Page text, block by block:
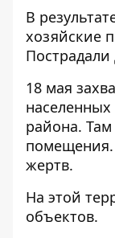
В
хозяйские
Пострадали
18 мая
района.
помещения.
жертв.
На этой
объектов.